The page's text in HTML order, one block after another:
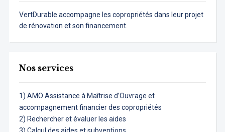
VertDurable accompagne les copropriétés dans leur projet
de rénovation et son financement.
Nos services
1) AMO Assistance à Maîtrise d’Ouvrage et
accompagnement financier des copropriétés
2) Rechercher et évaluer les aides
3) Calcul des aides et subventions